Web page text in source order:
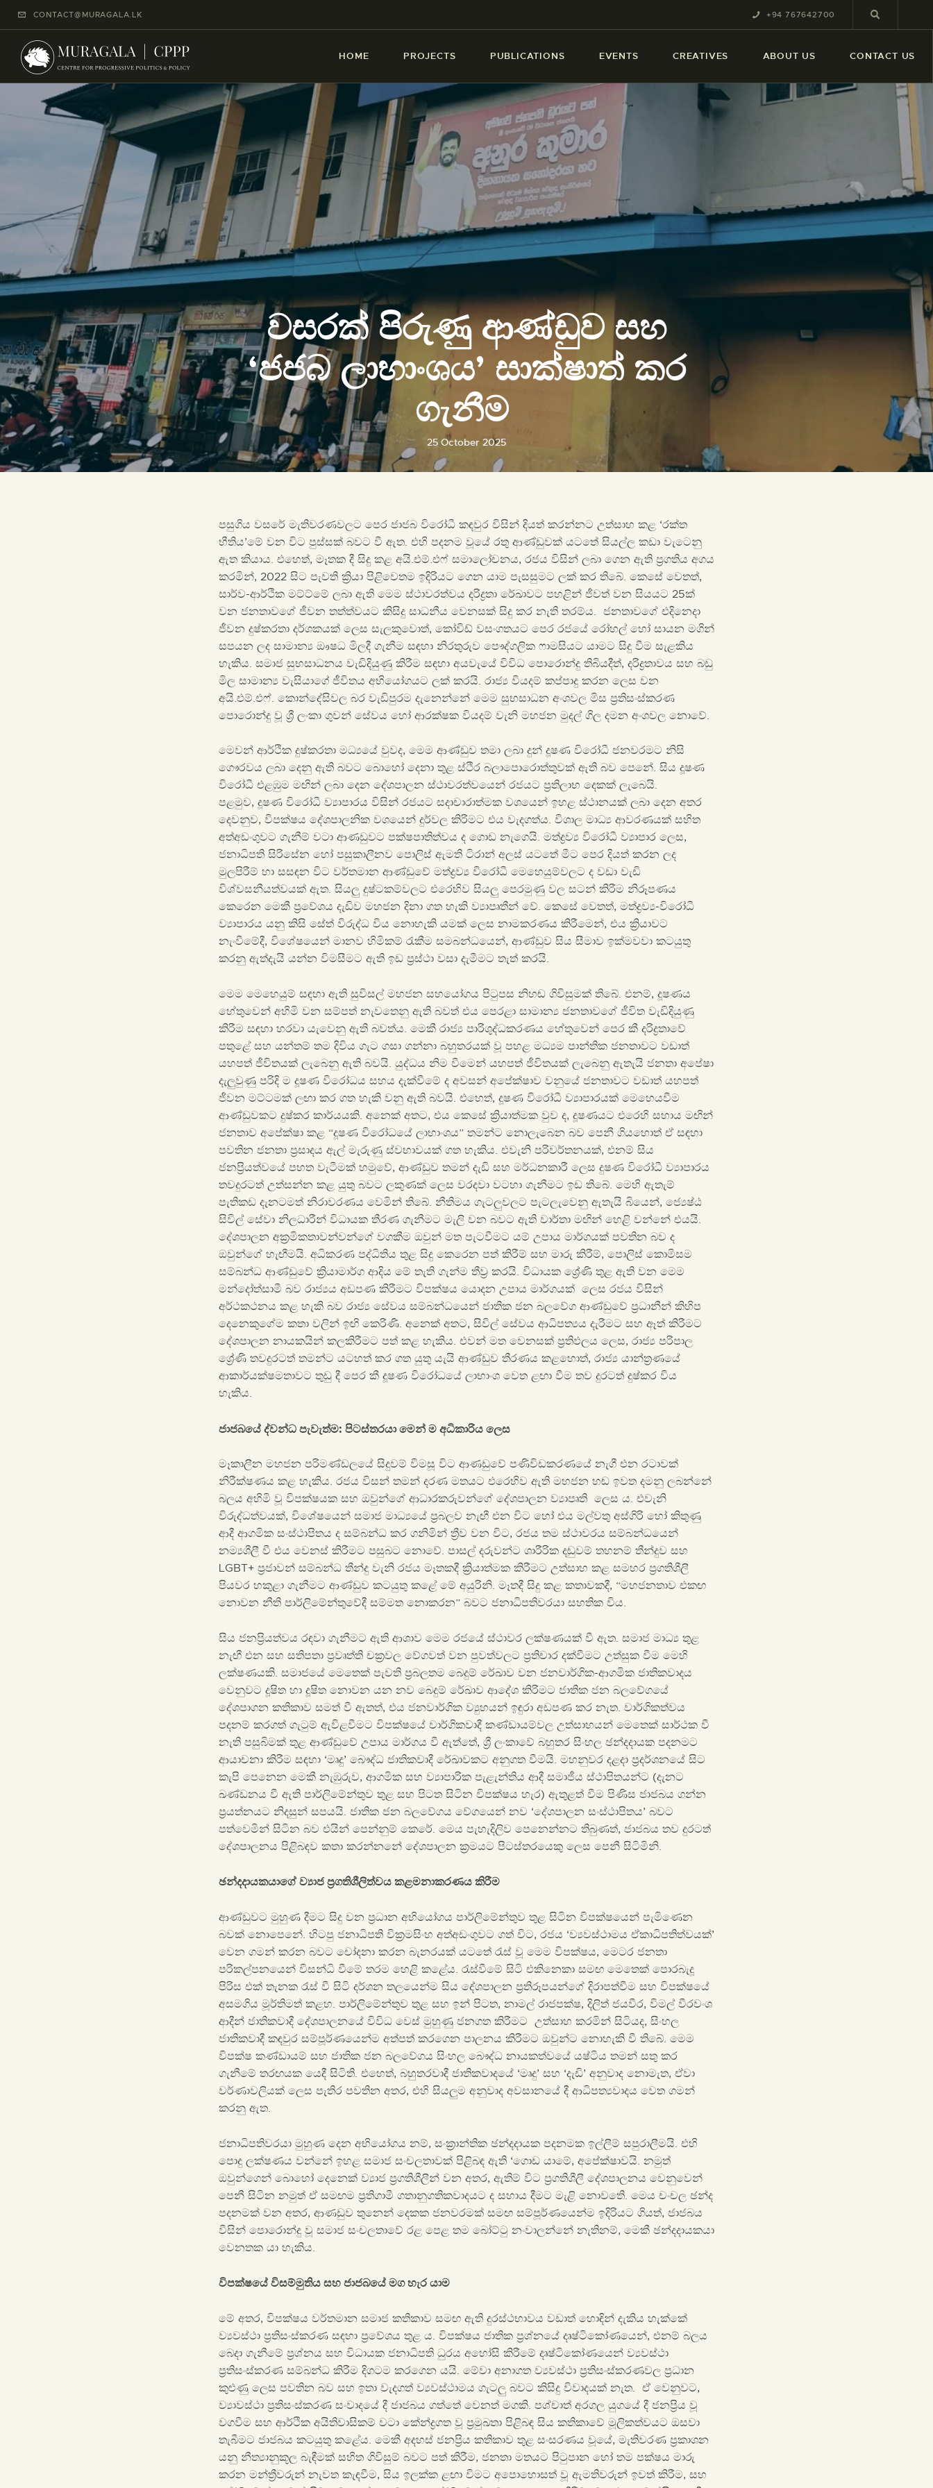
CONTACT@MURAGALA.LK +94 767642700
HOME PROJECTS PUBLICATIONS EVENTS CREATIVES ABOUT US CONTACT US
PROJECTS
PUBLICATIONS
EVENTS
CREATIVES
ABOUT US
CONTACT US
වසරක් පිරුණු ආණ්ඩුව සහ
‘ජජබ ලාභාංශය’ සාක්ෂාත් කර
ගැනීම
25 October 2025
පසුගිය වසරේ මැතිවරණවලට පෙර ජාජබ විරෝධී කඳවුර විසින් දියත් කරන්නට උත්සාහ කළ ‘රක්ත
භීතිය’මේ වන විට පුස්සක් බවට වී ඇත. එහි පදනම වූයේ රතු ආණ්ඩුවක් යටතේ සියල්ල කඩා වැටෙනු
ඇත කියාය. එහෙත්, මෑතක දී සිදු කළ අයි.එම්.එෆ් සමාලෝචනය, රජය විසින් ලබා ගෙන ඇති ප්‍රගතිය අගය
කරමින්, 2022 සිට පැවති ක්‍රියා පිළිවෙතම ඉදිරියට ගෙන යාම පැසසුමට ලක් කර තිබේ. කෙසේ වෙතත්,
සාර්ව-ආර්ථික මට්ට්මේ ලබා ඇති මෙම ස්ථාවරත්වය දරිද්‍රතා රේඛාවට පහළින් ජීවත් වන සියයට 25ක්
වන ජනතාවගේ ජීවන තත්ත්වයට කිසිදු සාධනීය වෙනසක් සිදු කර නැති තරම්ය. ජනතාවගේ එදිනෙදා
ජීවන දුෂ්කරතා දර්ශකයක් ලෙස සැලකුවොත්, කෝවිඩ් වසංගතයට පෙර රජයේ රෝහල් හෝ සායන මගින්
සපයන ලද සාමාන්‍ය ඖෂධ මිලදී ගැනීම සඳහා නිරතුරුව පෞද්ගලික ෆාමසියට යාමට සිදු වීම සැළකිය
හැකිය. සමාජ සුභසාධනය වැඩිදියුණු කිරීම සඳහා අයවැයේ විවිධ පොරොන්දු තිබියදීත්, දරිද්‍රතාවය සහ බඩු
මිල සාමාන්‍ය වැසියාග‌ේ ජීවිතය අභියෝගයට ලක් කරයි. රාජ්‍ය වියදම් කප්පාදු කරන ලෙස වන
අයි.එම්.එෆ්. කොන්දේසිවල බර වැඩිපුරම දැනෙන්නේ මෙම සුභසාධන අංශවල මිස ප්‍රතිසංස්කරණ
පොරොන්දු වූ ශ්‍රී ලංකා ගුවන් සේවය හෝ ආරක්ෂක වියදම් වැනි මහජන මුදල් ගිල දමන අංශවල නොවේ.
මෙවන් ආර්ථික දුෂ්කරතා මධ්‍යයේ වුවද, මෙම ආණ්ඩුව තමා ලබා දුන් දූෂණ විරෝධී ජනවරමට නිසි
ගෞරවය ලබා දෙනු ඇති බවට බොහෝ දෙනා තුළ ස්ථිර බලාපොරොත්තුවක් ඇති බව පෙනේ. සිය දූෂණ
විරෝධී එළඹුම මඟින් ලබා දෙන දේශපාලන ස්ථාවරත්වයෙන් රජයට ප්‍රතිලාභ දෙකක් ලැබෙයි.
පළමුව, දූෂණ විරෝධී ව්‍යාපාරය විසින් රජයට සදාචාරාත්මක වශයෙන් ඉහළ ස්ථානයක් ලබා දෙන අතර
දෙවනුව, විපක්ෂය දේශපාලනික වශයෙන් දුර්වල කිරිමට එය වැදගත්ය. විශාල මාධ්‍ය ආවරණයක් සහිත
අත්අඩංගුවට ගැනීම් වටා ආණඩුවට පක්ෂපාතිත්වය ද ගොඩ නැගෙයි. මත්ද්‍රව්‍ය විරෝධී ව්‍යාපාර ලෙස,
ජනාධිපති සිරිසේන හෝ පසුකාලීනව පොලිස් ඇමති ටිරාන් අලස් යටතේ මීට පෙර දියත් කරන ලද
මුලපිරීම් හා සසඳන විට වර්තමාන ආණ්ඩුවේ මත්ද්‍රව්‍ය විරෝධී මෙහෙයුම්වලට ද වඩා වැඩි
විශ්වසනීයත්වයක් ඇත. සියලු දුෂ්ටකම්වලට එරෙහිව සියලු පෙරමුණු වල සටන් කිරීම නිරූපණය
කෙරෙන මෙකී ප්‍රවේශය දැඩිව මහජන දිනා ගත හැකි ව්‍යාපෘතීන් වේ. කෙසේ වෙතත්, මත්ද්‍රව්‍ය-විරෝධී
ව්‍යාපාරය යනු කිසි සේත් විරුද්ධ විය නොහැකි යමක් ලෙස නාමකරණය කිරීමෙන්, එය ක්‍රියාවට
නැංවීමේදී, විශේෂයෙන් මානව හිමිකම් රැකීම සමබන්ධයෙන්, ආණ්ඩුව සිය සීමාව ඉක්මවවා කටයුතු
කරනු ඇත්දැයි යන්න විමසීමට ඇති ඉඩ ප්‍රස්ථා වසා දැමීමට තැත් කරයි.
මෙම මෙහෙයුම් සඳහා ඇති සුවිසල් මහජන සහයෝගය පිටුපස නිහඬ ගිවිසුමක් තිබේ. එනම්, දූෂණය‌
හේතුවෙන් අහිමි වන සම්පත් නැවතෙනු ඇති බවත් එය පෙරළා සාමාන්‍ය ජනතාවගේ ජීවිත වැඩිදියුණු
කිරීම සඳහා හරවා යැවෙනු ඇති බවත්ය. මෙකී රාජ්‍ය පාරිශුද්ධකරණය හේතුවෙන් පෙර කී දරිද්‍රතාවේ
පතුළේ සහ යන්තම් තම දිවිය ගැට ගසා ගන්නා බහුතරයක් වූ පහළ මධ්‍යම පාන්තික ජනතාවට වඩාත්
යහපත් ජීවිතයක් ලැබෙනු ඇති බවයි. යුද්ධය නිම වීමෙන් යහපත් ජීවිතයක් ලැබෙනු ඇතැයි ජනතා අපේෂා
දැලුවුණු පරිදි ම දූෂණ විරෝධය සහය දැක්වීමේ ද අවසන් අපේක්ෂාව වනුයේ ජනතාවට වඩාත් යහපත්
ජීවන මට්ටමක් ලඟා කර ගත හැකි වනු ඇති බවයි. එහෙත්, දූෂණ විරෝධී ව්‍යාපාරයක් මෙහෙයවීම
ආණ්ඩුවකට දුෂ්කර කාර්යයකි. අනෙක් අතට, එය කෙසේ ක්‍රියාත්මක වුව ද, දූෂණයට එරෙහි සහාය මඟින්
ජනතාව අපේක්ෂා කළ “දූෂණ විරෝධයේ ලාභාංශය” තමන්ට නොලැබෙන බව පෙනී ගියහොත් ඒ සඳහා
පවතින ජනතා ප්‍රසාදය ඇල් මැරුණු ස්වභාවයක් ගත හැකිය. එවැනි පරිවර්තනයක්, එනම් සිය
ජනප්‍රියත්වයේ පහත වැටීමක් හමුවේ, ආණ්ඩුව තමන් දැඩි සහ මර්ධනකාරී ලෙස දුෂණ විරෝධී ව්‍යාපාරය
තවදුරටත් උත්සන්න කළ යුතු බවට ලකුණක් ලෙස වරදවා වටහා ගැනීමට ඉඩ තිබේ. මෙහි ඇතැම්
පැතිකඩ දැනටමත් නිරාවරණය වෙමින් තිබේ. නීතිමය ගැටලුවලට පැටලැවෙනු ඇතැයි බියෙන්, ජ්‍යෙෂ්ඨ
සිවිල් සේවා නිලධාරීන් විධායක තීරණ ගැනීමට මැලි වන බවට ඇති වාර්තා මඟින් හෙළි වන්නේ එයයි.
දේශපාලන අක්‍රමිකතාවන්වන්ගේ වගකීම ඔවුන් මත පැටවීමට යම් උපාය මාර්ගයක් පවතින බව ද
ඔවුන්ගේ හැඟීමයි. අධිකරණ පද්ධිතිය තුළ සිදු කෙරෙන පත් කිරීම් සහ මාරු කිරීම්, පොලිස් කොමිසම
සම්බන්ධ ආණ්ඩුවේ ක්‍රියාමාර්ග ආදිය මේ තැති ගැන්ම තීව්‍ර කරයි. විධායක ශ්‍රේණි තුළ ඇති වන මෙම
මන්දෝත්සාමී බව රාජ්‍යය අඩපණ කිරීමට විපක්ෂය යොදන උපාය මාර්ගයක් ලෙස රජය විසින්
අර්ථකථනය කළ හැකි බව රාජ්‍ය සේවය සම්බන්ධයෙන් ජාතික ජන බලවේග ආණ්ඩුවේ ප්‍රධානීන් කිහිප
දෙනෙකුගේම කතා වලින් ඉඟි කෙරිණි. අනෙක් අතට, සිවිල් සේවය ආධිපත්‍යය දැරීමට සහ ඈත් කිරීමට
දේශපාලන නායකයින් කලකිරීමට පත් කළ හැකිය. එවන් මත වෙනසක් ප්‍රතිඵලය ලෙස, රාජ්‍ය පරිපාල
ශ්‍රේණි තවදුරටත් තමන්ට යටහත් කර ගත යුතු යැයි ආණ්ඩුව තීරණය කළහොත්, රාජ්‍ය යාන්ත්‍රණයේ
ආකාර්යක්ෂමතාවට තුඩු දී පෙර කී දූෂණ විරෝධයේ ලාභාංශ වෙත ළඟා වීම තව දුරටත් දුෂ්කර විය
හැකිය.
ජාජබයේ ද්වන්ධ පැවැත්ම: පිටස්තරයා මෙන් ම අධිකාරිය ලෙස
මෑකාලීන මහජන පරිමණ්ඩලයේ සිදුවම් විමසූ විට ආණඩුවේ පණිවිඩකරණයේ නැගී එන රටාවක්
නිරීක්ෂණය කළ හැකිය. රජය විසන් තමන් දරණ මතයට එරෙහිව ඇති මහජන හඬ ඉවත දමනු ලබන්නේ
බලය අහිමි වූ විපක්ෂයක සහ ඔවුන්ගේ ආධාරකරුවන්ගේ දේශපාලන ව්‍යාපෘති ලෙස ය. එවැනි
විරුද්ධත්වයක්, විශේෂයෙන් සමාජ මාධ්‍යයේ ප්‍රබලව නැඟී එන විට හෝ එය මල්වතු අස්ගිරි හෝ කිතුණු
ආදී ආගමික සංස්ථාපිතය ද සම්බන්ධ කර ගනිමින් ත්‍රීව වන විට, රජය තම ස්ථාවරය සම්බන්ධයෙන්
නම්‍යශීලී වී එය වෙනස් කිරීමට පසුබට නොවේ. පාසල් දරුවන්ට ශාරීරික දඬුවම් තහනම් තීන්දුව සහ
LGBT+ ප්‍රජාවන් සම්බන්ධ තීන්දු වැනි රජය මෑතකදී ක්‍රියාත්මක කිරීමට උත්සාහ කළ සමහර ප්‍රගතිශීලී
පියවර හකුළා ගැනීමට ආණ්ඩුව කටයුතු කළේ මේ අයුරිනි. මෑතදී සිදු කළ කතාවකදී, “මහජනතාව එකඟ
නොවන නීති පාර්ලිමේන්තුවේදී සම්මත නොකරන” බවට ජනාධිපතිවරයා සහතික විය.
සිය ජනප්‍රියත්වය රඳවා ගැනීමට ඇති ආශාව මෙම රජයේ ස්ථාවර ලක්ෂණයක් වී ඇත. සමාජ මාධ්‍ය තුළ
නැඟී එන සහ සතිපතා ප්‍රවෘත්ති චක්‍රවල වේගවත් වන පුවත්වලට ප්‍රතිචාර දක්වීමට උත්සුක වීම මෙහි
ලක්ෂණයකි. සමාජයේ මෙතෙක් පැවති ප්‍රබලතම බෙදුම් රේඛාව වන ජනවාර්ගික-ආගමික ජාතිකවාදය
වෙනුවට දූෂිත හා දූෂිත නොවන යන නව බෙදුම් රේඛාව ආදේශ කිරිමට ජාතික ජන බලවේගයේ
දේශපාගන කතිකාව සමත් වී ඇතත්, එය ජනවාර්ගික ව්‍යුහයන් ඉඳුරා අඩපණ කර නැත. වාර්ගිකත්වය
පදනම් කරගත් ගැටුම් ඇවිළවීමට විපක්ෂයේ වාර්ගිකවාදී කණ්ඩායම්වල උත්සාහයන් මෙතෙක් සාර්ථක වී
නැති පසුබිමක් තුළ ආණ්ඩුවේ උපාය මාර්ගය වී ඇත්තේ, ශ්‍රී ලංකාවේ බහුතර සිංහල ඡන්දදායක පදනමට
ආයාචනා කිරීම සඳහා ‘මෘදු’ බෞද්ධ ජාතිකවාදී රේඛාවකට අනුගත වීමයි. මහනුවර දළදා ප්‍රදර්ශනයේ සිට
කැපි පෙනෙන මෙකී නැඹුරුව, ආගමික සහ ව්‍යාපාරික පැළැන්තිය ආදී සමාජීය ස්ථාපිතයන්ට (දැනට
ඛණ්ඩනය වී ඇති පාර්ලිමේන්තුව තුළ සහ පිටත සිටින විපක්ෂය හැර) ඇතුළත් වීම පිණිස ජාජබය ගන්න
ප්‍රයත්නයට නිදසුන් සපයයි. ජාතික ජන බලවේගය වේගයෙන් නව ‘දේශපාලන සංස්ථාපිතය’ බවට
පත්වෙමින් සිටින බව එයින් පෙන්නුම් කෙරේ. මෙය පැහැදිලිව පෙනෙන්නට තිබුණත්, ජාජබය තව දුරටත්
දේශපාලනය පිළිබඳව කතා කරන්නනේ දේශපාලන ක්‍රමයට පිටස්තරයෙකු ලෙස පෙනී සිටිමිනි.
ඡන්දදායකයාගේ ව්‍යාජ ප්‍රගතිශීලිත්වය කළමනාකරණය කිරීම
ආණ්ඩුවට මුහුණ දීමට සිදු වන ප්‍රධාන අභියෝගය පාර්ලිමේන්තුව තුළ සිටින විපක්ෂයෙන් පැමිණෙන
බවක් නොපෙනේ. හිටපු ජනාධිපති වික්‍රමසිංහ අත්අඩංගුවට ගත් විට, රජය ‘ව්‍යවස්ථාමය ඒකාධිපතිත්වයක්’
වෙන ගමන් කරන බවට චෝදනා කරන බැනරයක් යටතේ රැස් වූ මෙම විපක්ෂය, මෙටර ජනතා
පරිකල්පනයෙන් විසන්ධි වීමේ තරම හෙළි කළේය. රැස්වීමේ සිටි එකිනෙකා සමඟ මෙතෙක් පොරබැදූ
පිරිස එක් තැනක රැස් වී සිටි දර්ශන තලයෙන්ම සිය දේශපාලන ප්‍රතිරූපයන්ගේ දිරාපත්වීම සහ විපක්ෂයේ
අසමගිය මූර්තිමත් කළහ. පාර්ලිමේන්තුව තුළ සහ ඉන් පිටත, නාමල් රාජපක්ෂ, දිලිත් ජයවීර, විමල් වීරවංශ
ආදීන් ජාතිකවාදී දේශපාලනයේ විවිධ වෙස් මුහුණු ජනගත කිරීමට උත්සාහ කරමින් සිටියද, සිංහල
ජාතිකවාදී කඳවුර සම්පූර්ණයෙන්ම අත්පත් කරගෙන පාලනය කිරීමට ඔවුන්ට නොහැකි වී තිබේ. මෙම
විපක්ෂ කණ්ඩායම් සහ ජාතික ජන බලවේගය සිංහල බෞද්ධ නායකත්වයේ යෂ්ටිය තමන් සතු කර
ගැනීමේ තරඟයක යෙදී සිටිති. එහෙත්, බහුතරවාදී ජාතිකවාදයේ ‘මෘදු’ සහ ‘දැඩි’ අනුවාද නොමැත, ඒවා
වර්ණාවලියක් ලෙස පැතිර පවතින අතර, එහි සියලුම අනුවාද අවසානයේ දී ආධිපත්‍යවාදය වෙත ගමන්
කරනු ඇත.
ජනාධිපතිවරයා මුහුණ දෙන අභියෝගය නම්, සංක්‍රාන්තික ඡන්දදායක පදනමක ඉල්ලීම් සපුරාලීමයි. එහි
පොදු ලක්ෂණය වන්නේ ඉහළ සමාජ සංචලතාවක් පිළිබඳ ඇති ‘ගොඩ යාමේ, අපේක්ෂාවයි. නමුත්
ඔවුන්ගෙන් බොහෝ දෙනෙක් ව්‍යාජ ප්‍රගතිශීලීන් වන අතර, ඇතිම් විට ප්‍රගතිශීලී දේශපාලනය වෙනුවෙන්
පෙනී සිටින නමුත් ඒ සමඟම ප්‍රතිගාමී ගතානුගතිකවාදයට ද සහාය දීමට මැළි නොවතෙි. මෙය චංචල ඡන්ද
පදනමක් වන අතර, ආණඩුව තුනෙන් දෙකක ජනවරමක් සමඟ සම්පූර්ණයෙන්ම ඉදිරියට ගියත්, ජාජබය
වීසින් පොරොන්දු වූ සමාජ සංචලතාවේ රළ පෙළ තම බෝට්ටු නංවාලන්නේ නැතිනම්, මෙකී ඡන්දදායකයා
වෙනතක යා හැකිය.
විපක්ෂයේ විසම්මුතිය සහ ජාජබයේ මග හැර යාම
මේ අතර, විපක්ෂය වර්තමාන සමාජ කතිකාව සමඟ ඇති දුරස්ථභාවය වඩාත් හොඳින් දැකිය හැක්කේ
ව්‍යවස්ථා ප්‍රතිසංස්කරණ සඳහා ප්‍රවේශය තුළ ය. විපක්ෂය ජාතික ප්‍රශ්නයේ දෘෂ්ටිකෝණයෙන්, එනම් බලය
බෙදා ගැනීමේ ප්‍රශ්නය සහ විධායක ජනාධිපති ධුරය අහෝසි කිරීමේ දෘෂ්ටිකෝණයෙන් ව්‍යවස්ථා
ප්‍රතිසංස්කරණ සම්බන්ධ කිරීම දිගටම කරගෙන යයි. මේවා අනාගත ව්‍යවස්ථා ප්‍රතිසංස්කරණවල ප්‍රධාන
කුළුණු ලෙස පවතින බව සහ ඉතා වැදගත් ව්‍යවස්ථාමය ගැටලු බවට කිසිදු විවාදයක් නැත. ඒ වෙනුවට,
ව්‍යාවස්ථා ප්‍රතිසංස්කරණ සංවාදයේ දී ජාජබය ගත්තේ වෙනත් මගකි. පශ්චාත් අරගල යුගයේ දී ජනප්‍රිය වූ
වගවීම සහ ආර්ථික අයිතිවාසිකම් වටා කේන්ද්‍රගත වූ ප්‍රමුඛතා පිළිබඳ සිය කතිකාවේ මූලිකත්වයට ඔසවා
තැබීම‌ට ජාජබය කටයුතු කළේය. මෙකී අදහස් ජනප්‍රිය කතිකාව තුළ සංසරණය වූයේ, මැතිවරණ ප්‍රකාශන
යනු නීත්‍යානුකූල බැඳීමක් සහිත ගිවිසුම් බවට පත් කිරීම, ජනතා මතයට පිටුපාන හෝ තම පක්ෂය මාරු
කරන මන්ත්‍රීවරුන් නැවත කැඳවීම, සිය ඉලක්ක ළඟා විමට අපොහොසත් වූ ඇමතිවරුන් ඉවත් කිරීම, සහ